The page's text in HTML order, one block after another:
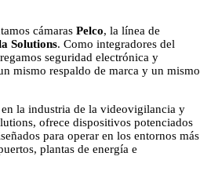
cámaras Pelco, la línea de
Solutions. Como integradores del
seguridad electrónica y
mismo respaldo de marca y un mismo
la industria de la videovigilancia y
ofrece dispositivos potenciados
para operar en los entornos más
plantas de energía e